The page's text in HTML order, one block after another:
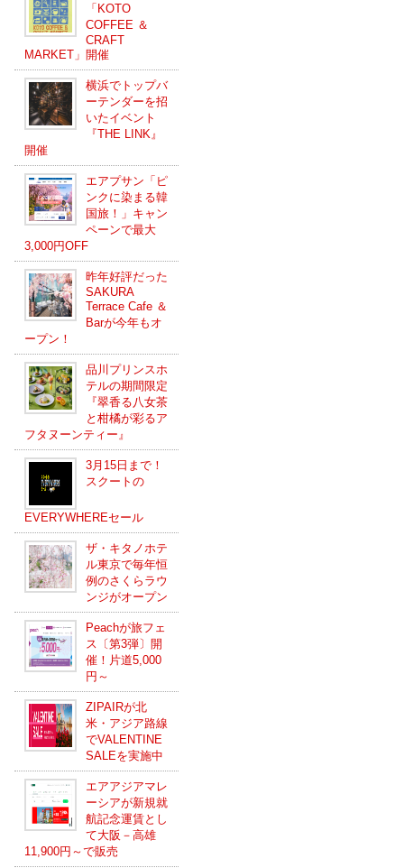
「KOTO
COFFEE ＆
CRAFT
MARKET」開催
横浜でトップバ
ーテンダーを招
いたイベント
『THE LINK』
開催
エアプサン「ピ
ンクに染まる韓
国旅！」キャン
ペーンで最大
3,000円OFF
昨年好評だった
SAKURA
Terrace Cafe ＆
Barが今年もオ
ープン！
品川プリンスホ
テルの期間限定
『翠香る八女茶
と柑橘が彩るア
フタヌーンティー』
3月15日まで！
スクートの
EVERYWHEREセール
ザ・キタノホテ
ル東京で毎年恒
例のさくらラウ
ンジがオープン
Peachが旅フェ
ス〔第3弾〕開
催！片道5,000
円～
ZIPAIRが北
米・アジア路線
でVALENTINE
SALEを実施中
エアアジアマレ
ーシアが新規就
航記念運賃とし
て大阪－高雄
11,900円～で販売